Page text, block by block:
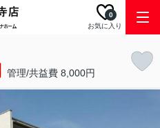
お気に入り
0
管理/共益費 8,000円